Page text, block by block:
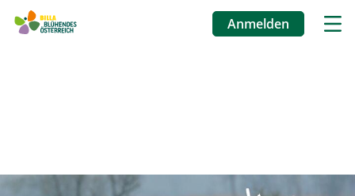
Anmelden